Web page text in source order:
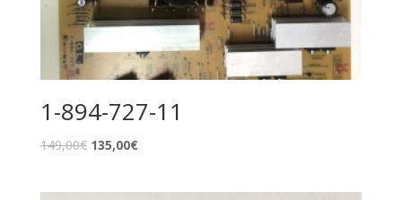
1-894-727-11
149,00€ 135,00€